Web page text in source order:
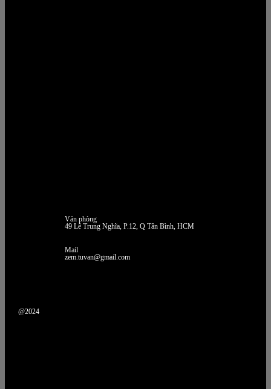
Văn phòng
49 Lê Trung Nghĩa, P.12, Q Tân Bình, HCM
Mail
zem.tuvan@gmail.com
@2024